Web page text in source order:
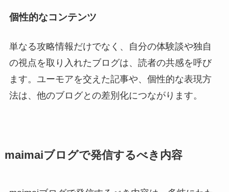
個性的なコンテンツ
単なる攻略情報だけでなく、自分の体験談や独自
の視点を取り入れたブログは、読者の共感を呼び
ます。ユーモアを交えた記事や、個性的な表現方
法は、他のブログとの差別化につながります。
maimaiブログで発信するべき内容